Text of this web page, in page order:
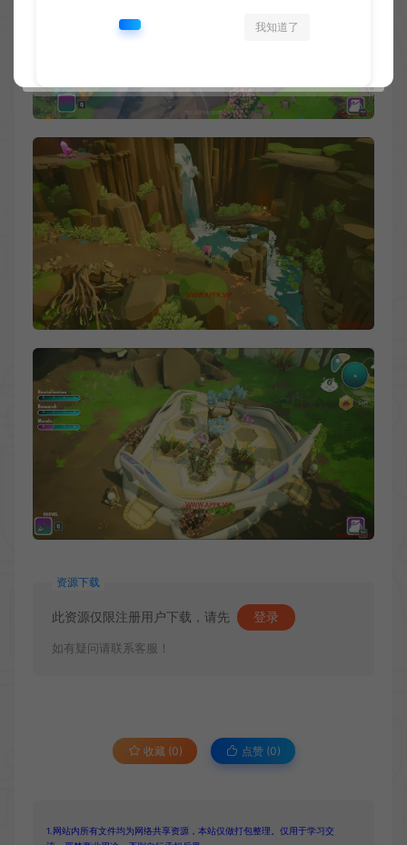
资源下载
此资源仅限注册用户下载，请先 登录
如有疑问请联系客服！
收藏 (0) 点赞 (0)
1.网站内所有文件均为网络共享资源，本站仅做打包整理。仅用于学习交
我知道了